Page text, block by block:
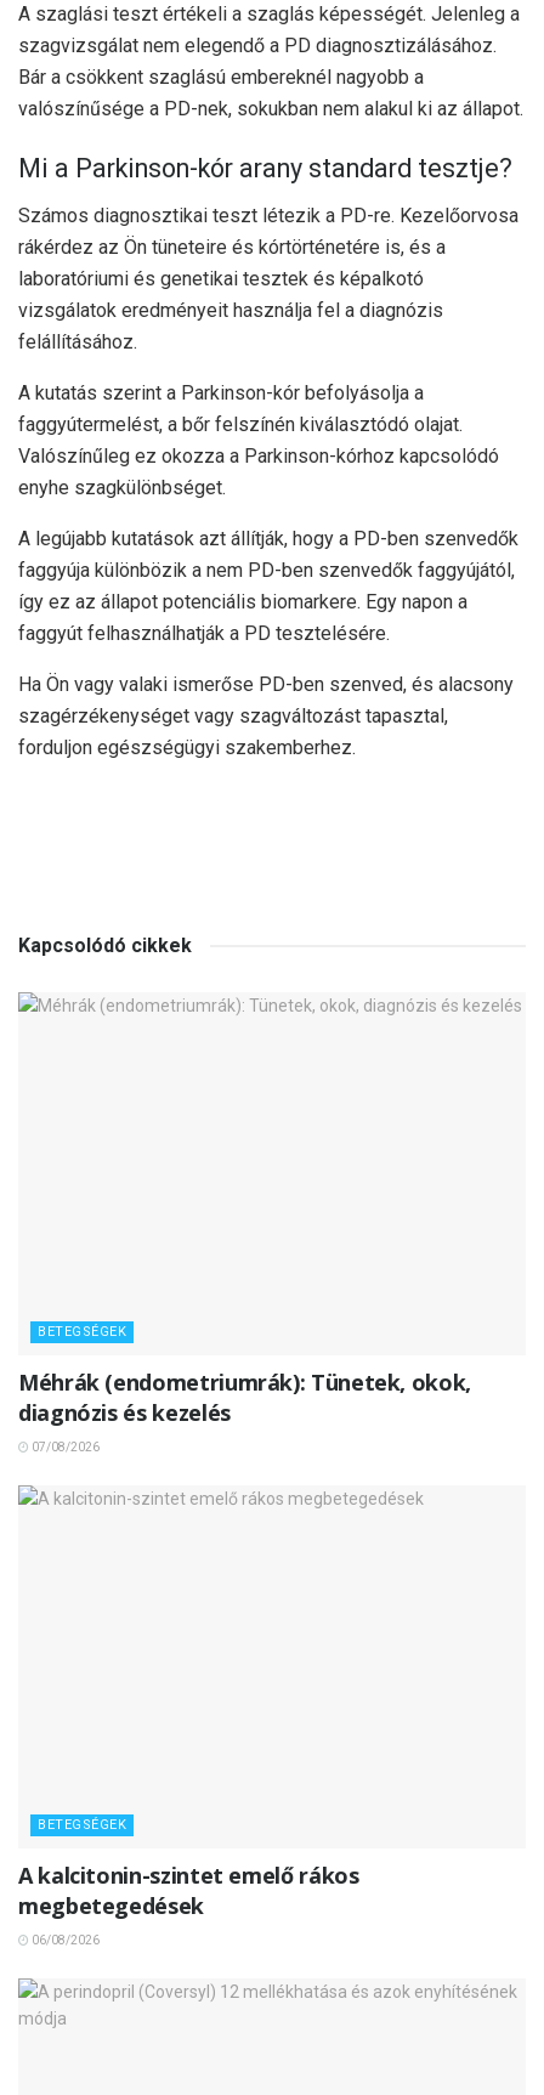
A szaglási teszt értékeli a szaglás képességét. Jelenleg a
szagvizsgálat nem elegendő a PD diagnosztizálásához.
Bár a csökkent szaglású embereknél nagyobb a
valószínűsége a PD-nek, sokukban nem alakul ki az állapot.
Mi a Parkinson-kór arany standard tesztje?
Számos diagnosztikai teszt létezik a PD-re. Kezelőorvosa
rákérdez az Ön tüneteire és kórtörténetére is, és a
laboratóriumi és genetikai tesztek és képalkotó
vizsgálatok eredményeit használja fel a diagnózis
felállításához.
A kutatás szerint a Parkinson-kór befolyásolja a
faggyútermelést, a bőr felszínén kiválasztódó olajat.
Valószínűleg ez okozza a Parkinson-kórhoz kapcsolódó
enyhe szagkülönbséget.
A legújabb kutatások azt állítják, hogy a PD-ben szenvedők
faggyúja különbözik a nem PD-ben szenvedők faggyújától,
így ez az állapot potenciális biomarkere. Egy napon a
faggyút felhasználhatják a PD tesztelésére.
Ha Ön vagy valaki ismerőse PD-ben szenved, és alacsony
szagérzékenységet vagy szagváltozást tapasztal,
forduljon egészségügyi szakemberhez.
Kapcsolódó cikkek
BETEGSÉGEK
Méhrák (endometriumrák): Tünetek, okok,
diagnózis és kezelés
07/08/2026
BETEGSÉGEK
A kalcitonin-szintet emelő rákos
megbetegedések
06/08/2026